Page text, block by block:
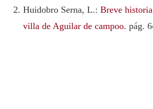
Huidobro Serna, L.: Breve
villa de Aguilar de campoo. pág.